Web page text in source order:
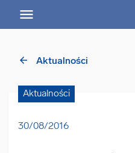
arrow_back Aktualności
Aktualności
30/08/2016